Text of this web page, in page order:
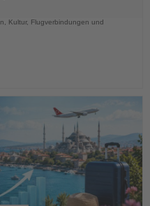
Kultur, Flugverbindungen und